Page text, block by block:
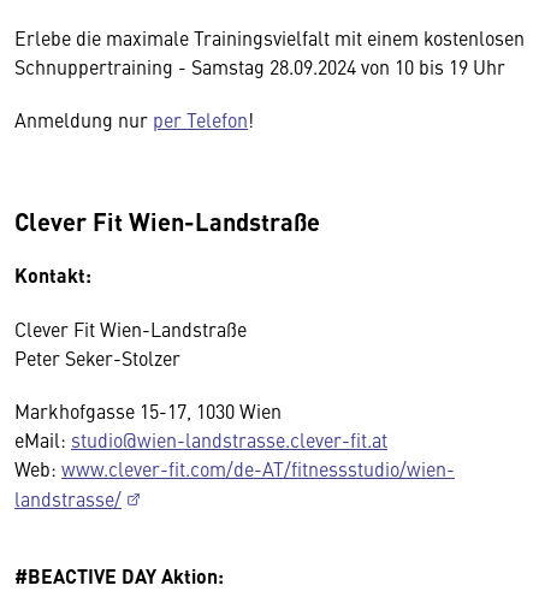
Erlebe die maximale Trainingsvielfalt mit einem kostenlosen
Schnuppertraining - Samstag 28.09.2024 von 10 bis 19 Uhr
Anmeldung nur per Telefon!
Clever Fit Wien-Landstraße
Kontakt:
Clever Fit Wien-Landstraße
Peter Seker-Stolzer
Markhofgasse 15-17, 1030 Wien
eMail: studio@wien-landstrasse.clever-fit.at
Web: www.clever-fit.com/de-AT/fitnessstudio/wien-
landstrasse/
#BEACTIVE DAY Aktion: